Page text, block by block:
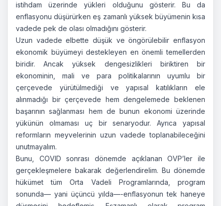
istihdam üzerinde yükleri olduğunu gösterir. Bu da
enflasyonu düşürürken eş zamanlı yüksek büyümenin kısa
vadede pek de olası olmadığını gösterir.
Uzun vadede elbette düşük ve öngörülebilir enflasyon
ekonomik büyümeyi destekleyen en önemli temellerden
biridir. Ancak yüksek dengesizlikleri biriktiren bir
ekonominin, mali ve para politikalarının uyumlu bir
çerçevede yürütülmediği ve yapısal katılıkların ele
alınmadığı bir çerçevede hem dengelemede beklenen
başarının sağlanması hem de bunun ekonomi üzerinde
yükünün olmaması uç bir senaryodur. Ayrıca yapısal
reformların meyvelerinin uzun vadede toplanabileceğini
unutmayalım.
Bunu, COVID sonrası dönemde açıklanan OVP’ler ile
gerçekleşmelere bakarak değerlendirelim. Bu dönemde
hükümet tüm Orta Vadeli Programlarında, program
sonunda— yani üçüncü yılda—-enflasyonun tek haneye